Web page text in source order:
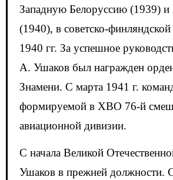
Западную Белоруссию (1939) и
(1940), в советско-
1940 гг. За успешное
А. Ушаков был награжден
Знамени. С марта 1941 г.
формируемой в ХВО 76-й
авиационной дивизии.
С начала Великой
Ушаков в прежней должности.